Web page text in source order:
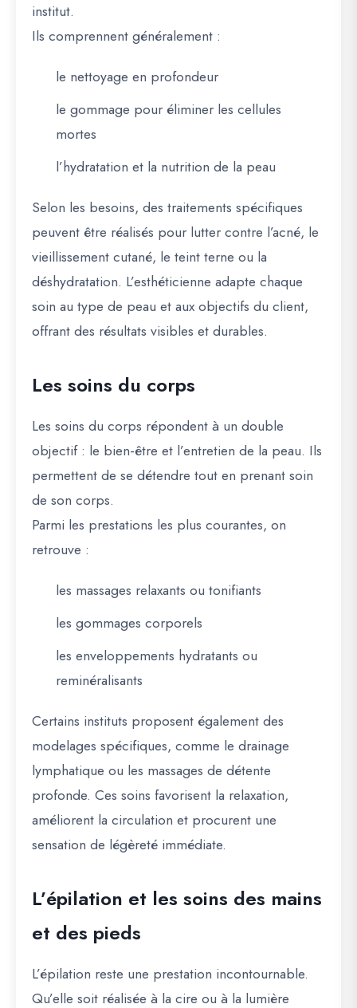
institut.
Ils comprennent généralement :
le nettoyage en profondeur
le gommage pour éliminer les cellules
mortes
l’hydratation et la nutrition de la peau
Selon les besoins, des traitements spécifiques
peuvent être réalisés pour lutter contre l’acné, le
vieillissement cutané, le teint terne ou la
déshydratation. L’esthéticienne adapte chaque
soin au type de peau et aux objectifs du client,
offrant des résultats visibles et durables.
Les soins du corps
Les soins du corps répondent à un double
objectif : le bien-être et l’entretien de la peau. Ils
permettent de se détendre tout en prenant soin
de son corps.
Parmi les prestations les plus courantes, on
retrouve :
les massages relaxants ou tonifiants
les gommages corporels
les enveloppements hydratants ou
reminéralisants
Certains instituts proposent également des
modelages spécifiques, comme le drainage
lymphatique ou les massages de détente
profonde. Ces soins favorisent la relaxation,
améliorent la circulation et procurent une
sensation de légèreté immédiate.
L’épilation et les soins des mains
et des pieds
L’épilation reste une prestation incontournable.
Qu’elle soit réalisée à la cire ou à la lumière